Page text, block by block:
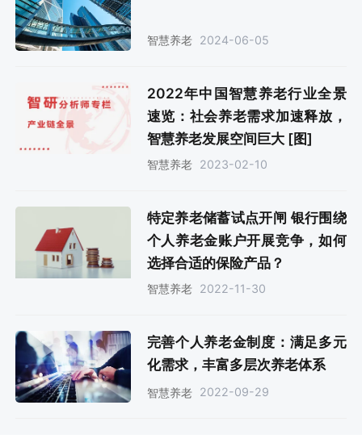
智慧养老 2024-06-05
2022年中国智慧养老行业全景
速览：社会养老需求加速释放，
智慧养老发展空间巨大 [图]
智慧养老 2023-02-10
特定养老储蓄试点开闸 银行围绕
个人养老金账户开展竞争，如何
选择合适的保险产品？
智慧养老 2022-11-30
完善个人养老金制度：满足多元
化需求，丰富多层次养老体系
智慧养老 2022-09-29